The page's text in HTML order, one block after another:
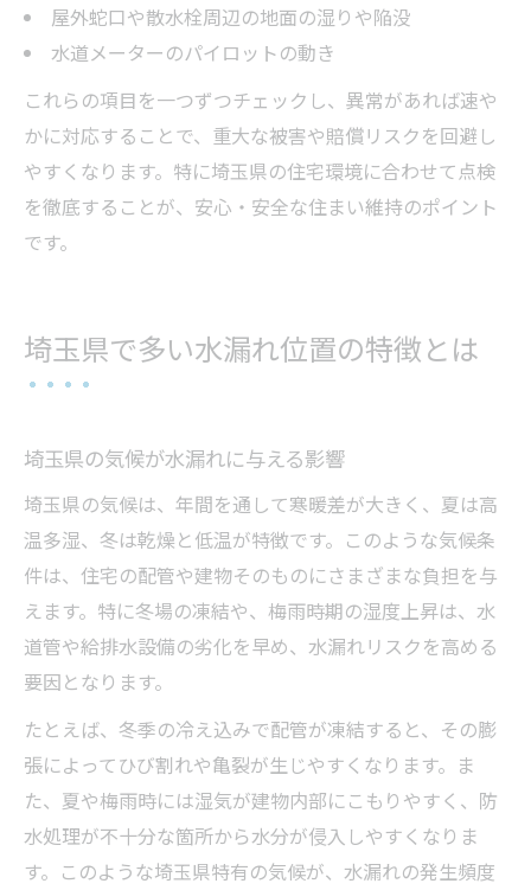
屋外蛇口や散水栓周辺の地面の湿りや陥没
水道メーターのパイロットの動き
これらの項目を一つずつチェックし、異常があれば速や
かに対応することで、重大な被害や賠償リスクを回避し
やすくなります。特に埼玉県の住宅環境に合わせて点検
を徹底することが、安心・安全な住まい維持のポイント
です。
埼玉県で多い水漏れ位置の特徴とは
埼玉県の気候が水漏れに与える影響
埼玉県の気候は、年間を通して寒暖差が大きく、夏は高
温多湿、冬は乾燥と低温が特徴です。このような気候条
件は、住宅の配管や建物そのものにさまざまな負担を与
えます。特に冬場の凍結や、梅雨時期の湿度上昇は、水
道管や給排水設備の劣化を早め、水漏れリスクを高める
要因となります。
たとえば、冬季の冷え込みで配管が凍結すると、その膨
張によってひび割れや亀裂が生じやすくなります。ま
た、夏や梅雨時には湿気が建物内部にこもりやすく、防
水処理が不十分な箇所から水分が侵入しやすくなりま
す。このような埼玉県特有の気候が、水漏れの発生頻度